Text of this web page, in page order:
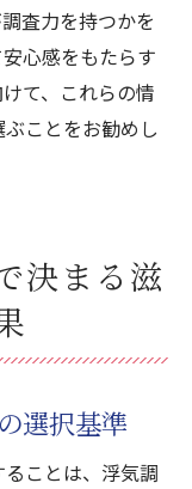
査力を持つかを
心感をもたらす
て、これらの情
ことをお勧めし
決まる滋
選択基準
ことは、浮気調